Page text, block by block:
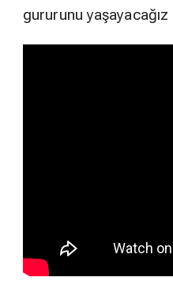
gururunu yaşayacağız